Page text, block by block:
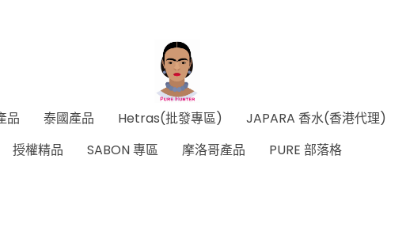
品 泰國產品 Hetras(批發專區) JAPARA 香水(香港代理)
授權精品
SABON 專區 摩洛哥產品 PURE 部落格